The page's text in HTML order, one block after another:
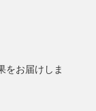
をお届けしま